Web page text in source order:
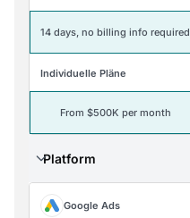
14 days, no billing info required
Individuelle Pläne
From $500K per month
Platform
Google Ads